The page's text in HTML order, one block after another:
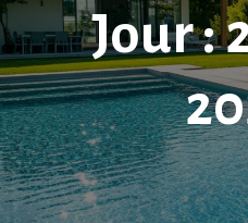
Jour :